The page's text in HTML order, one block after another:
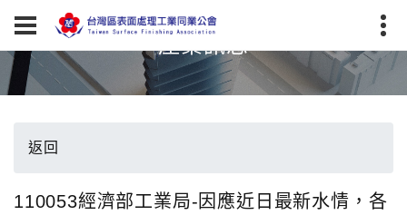
產業訊息
返回
110053經濟部工業局-因應近日最新水情，各